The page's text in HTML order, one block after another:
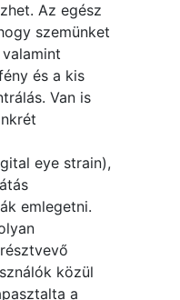
Az egész
szemünket
és a kis
Van is
eye strain),
emlegetni.
közül
a